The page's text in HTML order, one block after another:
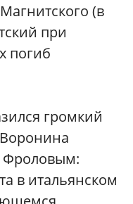
(в
при
погиб
громкий
Фроловым:
в итальянском